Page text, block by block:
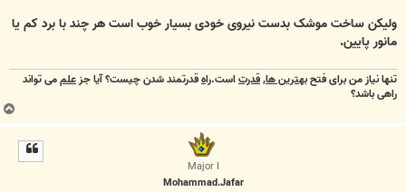
ولیکن ساخت موشک بدست نیروی خودی بسیار خوب است هر چند با برد کم یا
مانور پایین.
تنها نیاز من برای فتحبهترین ها,قدرتاست.راهقدرتمند شدن چیست؟ آیا جز علممی تواند
راهی باشد؟
ب
ا
Major I
Mohammad.Jafar